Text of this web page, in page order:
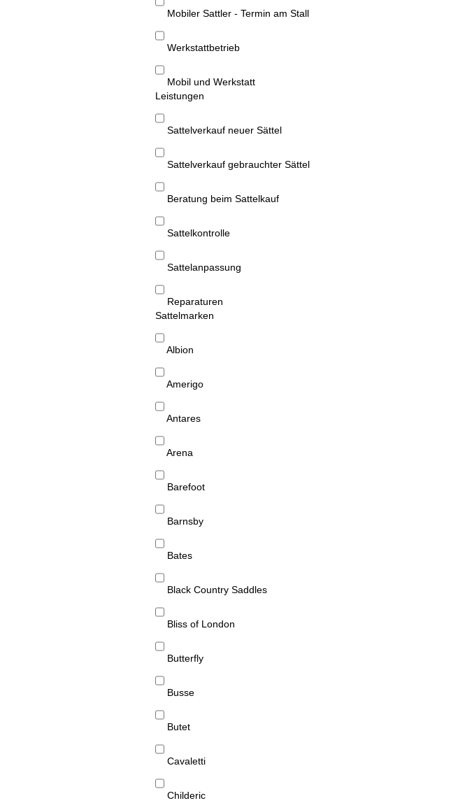
Mobiler Sattler - Termin am Stall
Werkstattbetrieb
Mobil und Werkstatt
Leistungen
Sattelverkauf neuer Sättel
Sattelverkauf gebrauchter Sättel
Beratung beim Sattelkauf
Sattelkontrolle
Sattelanpassung
Reparaturen
Sattelmarken
Albion
Amerigo
Antares
Arena
Barefoot
Barnsby
Bates
Black Country Saddles
Bliss of London
Butterfly
Busse
Butet
Cavaletti
Childeric